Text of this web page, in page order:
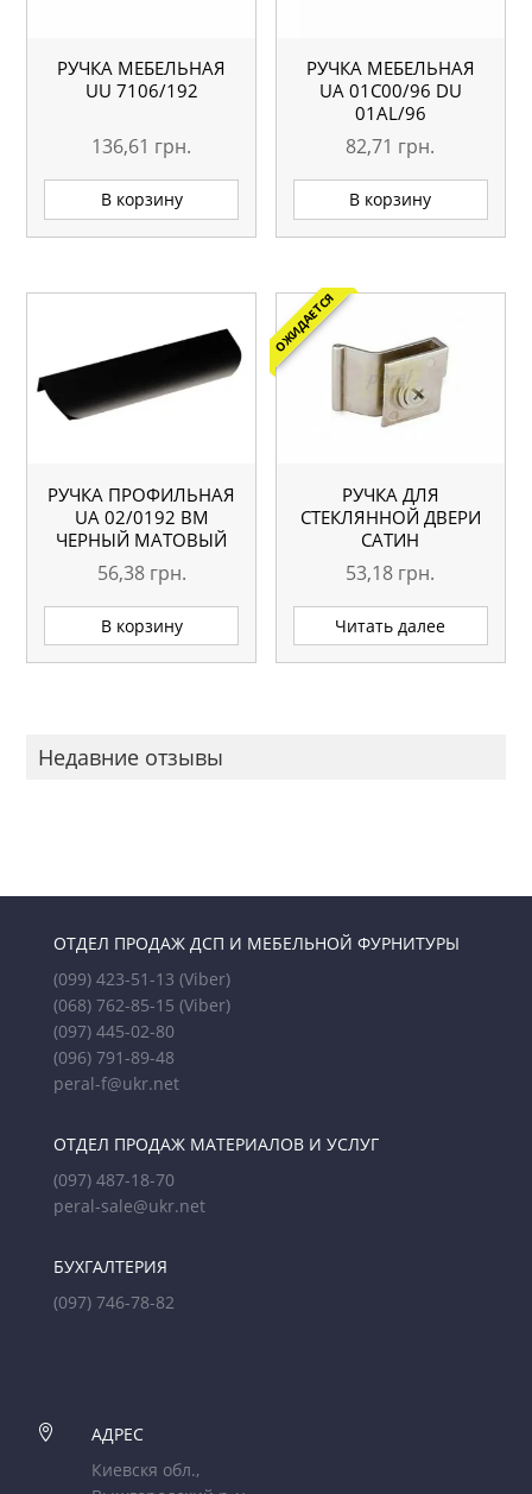
РУЧКА МЕБЕЛЬНАЯ
UU 7106/192
136,61 грн.
В корзину
РУЧКА МЕБЕЛЬНАЯ
UA 01С00/96 DU
01AL/96
82,71 грн.
В корзину
РУЧКА ПРОФИЛЬНАЯ
UA 02/0192 BM
ЧЕРНЫЙ МАТОВЫЙ
56,38 грн.
В корзину
ОЖИДАЕТСЯ
РУЧКА ДЛЯ
СТЕКЛЯННОЙ ДВЕРИ
САТИН
53,18 грн.
Читать далее
Недавние отзывы
ОТДЕЛ ПРОДАЖ ДСП И МЕБЕЛЬНОЙ ФУРНИТУРЫ
(099) 423-51-13 (Viber)
(068) 762-85-15 (Viber)
(097) 445-02-80
(096) 791-89-48
peral-f@ukr.net
ОТДЕЛ ПРОДАЖ МАТЕРИАЛОВ И УСЛУГ
(097) 487-18-70
peral-sale@ukr.net
БУХГАЛТЕРИЯ
(097) 746-78-82

АДРЕС
Киевскя обл.,